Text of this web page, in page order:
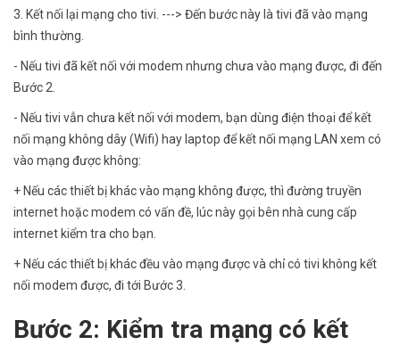
3. Kết nối lại mạng cho tivi. ---> Đến bước này là tivi đã vào mạng
bình thường.
- Nếu tivi đã kết nối với modem nhưng chưa vào mạng được, đi đến
Bước 2.
- Nếu tivi vẫn chưa kết nối với modem, bạn dùng điện thoại để kết
nối mạng không dây (Wifi) hay laptop để kết nối mạng LAN xem có
vào mạng được không:
+ Nếu các thiết bị khác vào mạng không được, thì đường truyền
internet hoặc modem có vấn đề, lúc này gọi bên nhà cung cấp
internet kiểm tra cho bạn.
+ Nếu các thiết bị khác đều vào mạng được và chỉ có tivi không kết
nối modem được, đi tới Bước 3.
Bước 2: Kiểm tra mạng có kết